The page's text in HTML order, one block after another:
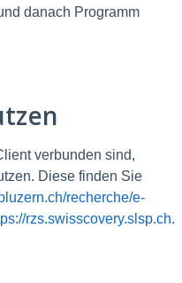
danach Programm
verbunden sind,
Diese finden Sie
recherche/e-
rzs.swisscovery.slsp.ch.